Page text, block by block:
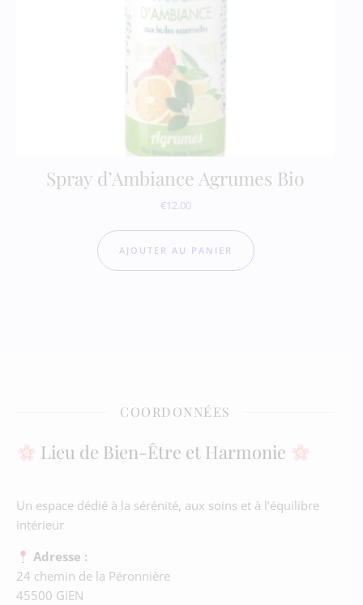
Spray d’Ambiance Agrumes Bio
€12.00
AJOUTER AU PANIER
COORDONNÉES
Lieu de Bien-Être et Harmonie
Un espace dédié à la sérénité, aux soins et à l’équilibre
intérieur
Adresse :
24 chemin de la Péronnière
45500 GIEN